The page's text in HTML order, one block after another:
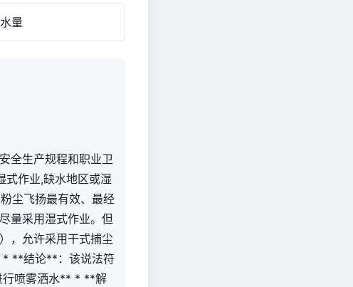
量
全生产规程和职业卫
作业,缺水地区或湿
尘飞扬最有效、最经
量采用湿式作业。但
，允许采用干式捕尘
* **结论**：该说法符
行喷雾洒水** * **解